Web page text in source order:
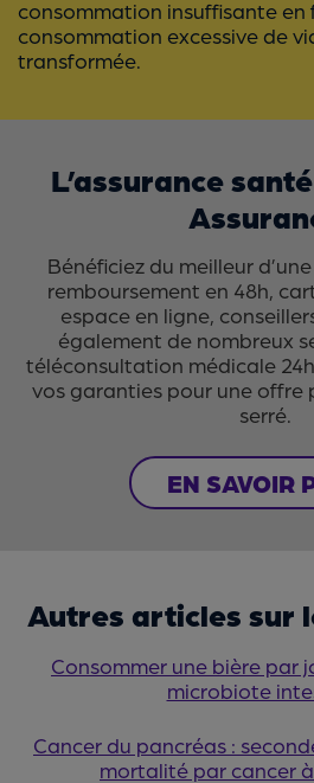
consommation insuffisante en
consommation excessive de
transformée.
L’assurance
Bénéficiez du meilleur
remboursement en 48h,
espace en ligne,
également de nombreux
téléconsultation médicale
vos garanties pour une offre
serré.
EN SAVOIR
Autres articles sur
Consommer une bière par
microbiote
Cancer du pancréas :
mortalité par cancer